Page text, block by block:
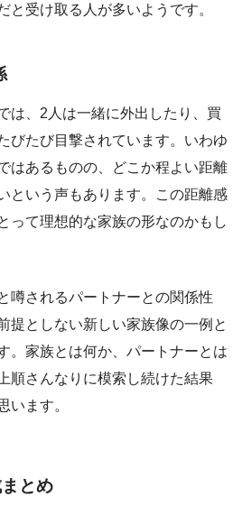
と受け取る人が多いようです。
は、2人は一緒に外出したり、買
びたび目撃されています。いわゆ
はあるものの、どこか程よい距離
という声もあります。この距離感
って理想的な家族の形なのかもし
噂されるパートナーとの関係性
提としない新しい家族像の一例と
。家族とは何か、パートナーとは
順さんなりに模索し続けた結果
います。
とめ